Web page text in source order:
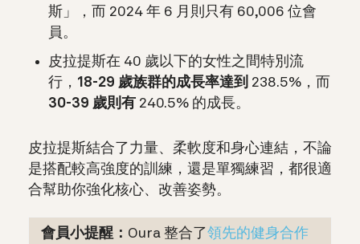
斯」，而 2024 年 6 月則只有 60,006 位會
員。
皮拉提斯在 40 歲以下的女性之間特別流
行， 18-29 歲族群的成長率達到 238.5%，而
30-39 歲則有 240.5% 的成長。
皮拉提斯結合了力量、柔軟度和身心連結，不論
是搭配較高強度的訓練，還是單獨練習，都很適
合幫助你強化核心、改善姿勢。
會員小提醒： Oura 整合了 領先的健身合作